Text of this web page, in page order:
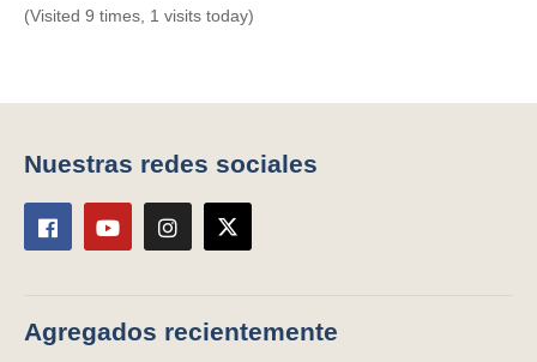
(Visited 9 times, 1 visits today)
Nuestras redes sociales
Agregados recientemente